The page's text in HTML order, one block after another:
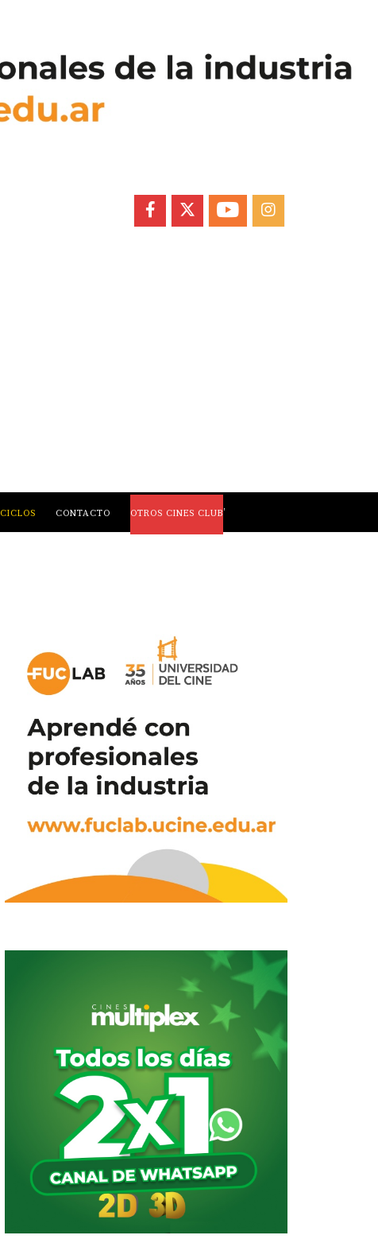
FACEBOOKYOUTUBEINSTAGRAM
CICLOS CONTACTO OTROS CINES CLUB